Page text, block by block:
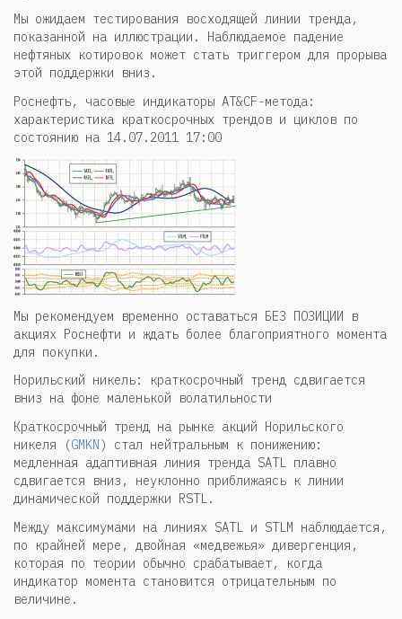
Мы ожидаем тестирования восходящей линии тренда,
показанной на иллюстрации. Наблюдаемое падение
нефтяных котировок может стать триггером для прорыва
этой поддержки вниз.
Роснефть, часовые индикаторы AT&CF-метода:
характеристика краткосрочных трендов и циклов по
состоянию на 14.07.2011 17:00
Мы рекомендуем временно оставаться БЕЗ ПОЗИЦИИ в
акциях Роснефти и ждать более благоприятного момента
для покупки.
Норильский никель: краткосрочный тренд сдвигается
вниз на фоне маленькой волатильности
Краткосрочный тренд на рынке акций Норильского
никеля (GMKN ) стал нейтральным к понижению:
медленная адаптивная линия тренда SATL плавно
сдвигается вниз, неуклонно приближаясь к линии
динамической поддержки RSTL.
Между максимумами на линиях SATL и STLM наблюдается,
по крайней мере, двойная «медвежья» дивергенция,
которая по теории обычно срабатывает, когда
индикатор момента становится отрицательным по
величине.